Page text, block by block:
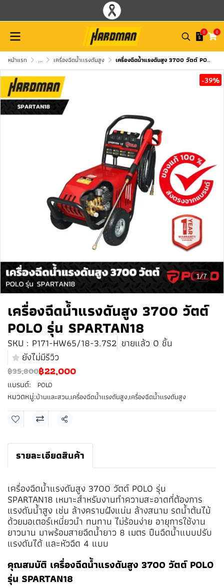
0 0
หน้าแรก ... เครื่องฉีดน้ำเเรงดันสูง เครื่องฉีดน้ำแรงดันสูง 3700 วัตต์ POLO รุ่น SPARTAN18
1/7
-39%
เครื่องฉีดน้ำแรงดันสูง 3700 วัตต์
POLO รุ่น SPARTAN18
SKU : P171-HW65/18-3.7S2 ขายแล้ว 0 ชิ้น
ยังไม่มีรีวิว
฿35,800฿22,000
แบรนด์: POLO
หมวดหมู่:บ้านและสวน,เครื่องฉีดน้ำเเรงดันสูง,เครื่องฉีดน้ำเเรงดันสูง
แชร์
รายละเอียดสินค้า
เครื่องฉีดน้ำแรงดันสูง 3700 วัตต์ POLO รุ่น
SPARTAN18 เหมาะสำหรับงานทำความสะอาดที่ต้องการ
แรงดันน้ำสูง เช่น ล้างคราบฝังแน่น ล้างสนาม รดน้ำต้นไม้
ด้วยมอเตอร์เหนี่ยวนำ ทนทาน ไม่ร้อนง่าย อายุการใช้งาน
ยาวนาน มาพร้อมสายฉีดน้ำยาว 8 เมตร ปืนฉีดน้ำแบบปรับ
แรงดันได้ และหัวฉีด 4 แบบ
คุณสมบัติ เครื่องฉีดน้ำแรงดันสูง 3700 วัตต์ POLO
รุ่น SPARTAN18